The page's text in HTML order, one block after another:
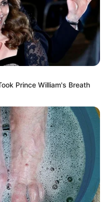
Prince William's Breath